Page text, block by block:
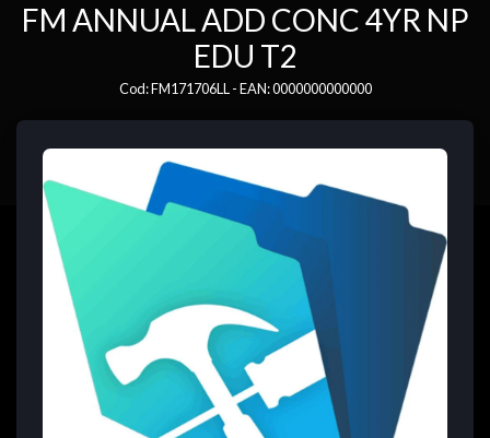
FM ANNUAL ADD CONC 4YR NP
EDU T2
Cod: FM171706LL - EAN: 0000000000000